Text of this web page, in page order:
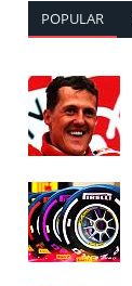
POPULAR